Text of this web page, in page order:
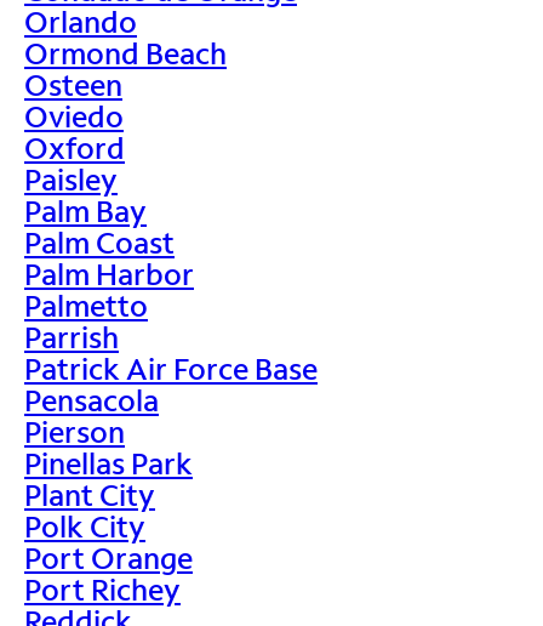
Orlando
Ormond Beach
Osteen
Oviedo
Oxford
Paisley
Palm Bay
Palm Coast
Palm Harbor
Palmetto
Parrish
Patrick Air Force Base
Pensacola
Pierson
Pinellas Park
Plant City
Polk City
Port Orange
Port Richey